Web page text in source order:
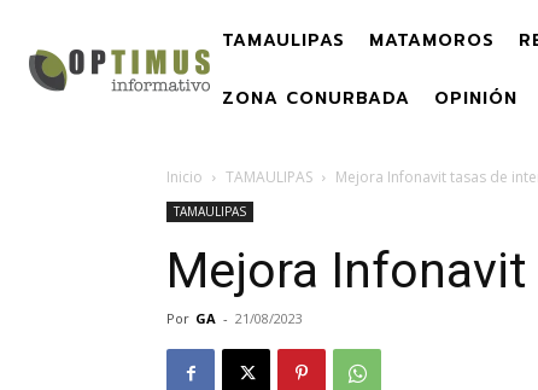
TAMAULIPAS MATAMOROS
ZONA CONURBADA OPINIÓN
Inicio TAMAULIPAS Mejora Infonavit tasas de
TAMAULIPAS
Mejora
Por GA - 21/08/2023